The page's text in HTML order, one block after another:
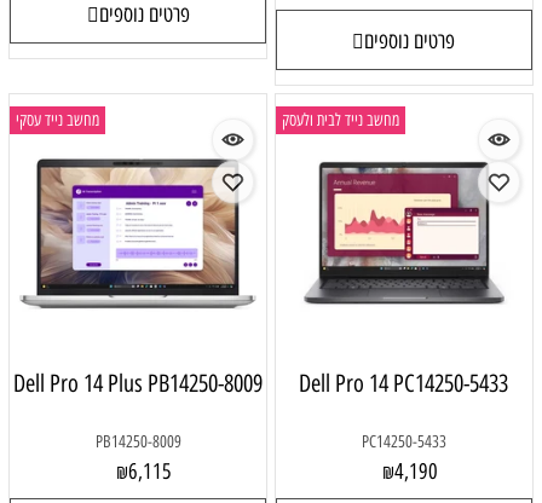
פרטים נוספים
פרטים נוספים
מחשב נייד לבית ולעסק
Dell Pro 14 PC14250-5433
PC14250-5433
₪4,190
מחשב נייד עסקי
Dell Pro 14 Plus PB14250-8009
PB14250-8009
₪6,115